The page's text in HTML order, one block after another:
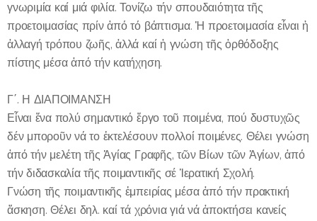
γνωριμία καί μιά φιλία. Τονίζω τήν σπουδαιότητα τῆς
προετοιμασίας πρίν ἀπό τό βάπτισμα. Ἡ προετοιμασία εἶναι ἡ
ἀλλαγή τρόπου ζωῆς, ἀλλά καί ἠ γνώση τῆς ὀρθόδοξης
πίστης μέσα ἀπό τήν κατήχηση.
Γ΄. Η ΔΙΑΠΟΙΜΑΝΣΗ
Εἶναι ἕνα πολύ σημαντικό ἔργο τοῦ ποιμένα, πού δυστυχῶς
δέν μποροῦν νά το ἐκτελέσουν πολλοί ποιμένες. Θέλει γνώση
ἀπό τήν μελέτη τῆς Ἁγίας Γραφῆς, τῶν Βίων τῶν Ἁγίων, ἀπό
τήν διδασκαλία τῆς ποιμαντικῆς σέ Ἱερατική Σχολή.
Γνώση τῆς ποιμαντικῆς ἐμπειρίας μέσα ἀπό τήν πρακτική
ἄσκηση. Θέλει δηλ. καί τά χρόνια γιά νά ἀποκτήσει κανείς